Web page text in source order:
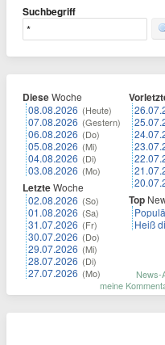
Suchbegriff
DieseWoche
08.08.2026 (Heute)
07.08.2026 (Gestern)
06.08.2026 (Do)
05.08.2026 (Mi)
04.08.2026 (Di)
03.08.2026 (Mo)
LetzteWoche
02.08.2026 (So)
01.08.2026 (Sa)
31.07.2026 (Fr)
30.07.2026 (Do)
29.07.2026 (Mi)
28.07.2026 (Di)
27.07.2026 (Mo)
Top
Heiß
News-
meine